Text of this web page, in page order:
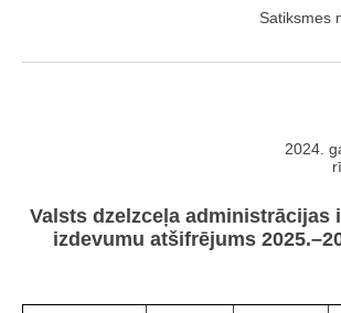
Satiksmes
2024.
Valsts dzelzceļa administrācijas
izdevumu atšifrējums